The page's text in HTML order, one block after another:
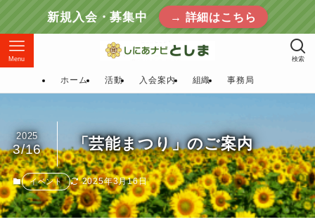
新規入会・募集中 → 詳細はこちら
検索
Menu
ホーム 活動 入会案内 組織 事務局
「芸能まつり」のご案内
2025
3/16
イベント 2025年3月16日